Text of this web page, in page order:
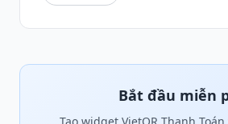
Bắt đầu miễn